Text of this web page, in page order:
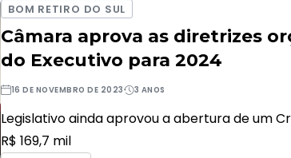
BOM RETIRO DO SUL
Câmara aprova as diretrizes
do Executivo para 2024
16 DE NOVEMBRO DE 2023 3 ANOS
Legislativo ainda aprovou a abertura de um
R$ 169,7 mil